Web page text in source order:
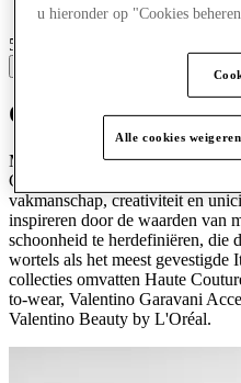
5 centres with stores
Ontdek Valentino
Maison Valentino werd in 1960
Garavani en Giancarlo
vakmanschap, creativiteit en
inspireren door de waarden van
schoonheid te herdefiniëren, die
wortels als het meest gevestigde
collecties omvatten Haute
to-wear, Valentino Garavani
Valentino Beauty by L'Oréal.
u hieronder op "Cookies
Alle cookies weigeren